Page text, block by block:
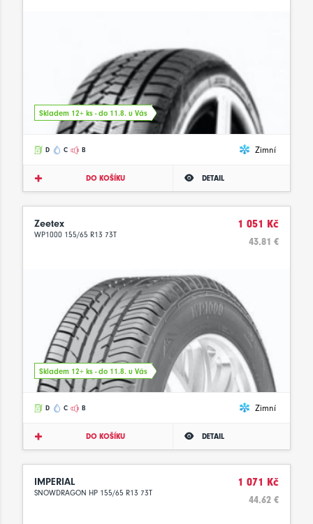
Skladem 12+ ks - do 11.8. u Vás
D C B Zimní
DO KOŠÍKU DETAIL
Zeetex
WP1000 155/65 R13 73T
1 051 Kč
43.81 €
Skladem 12+ ks - do 11.8. u Vás
D C B Zimní
DO KOŠÍKU DETAIL
IMPERIAL
SNOWDRAGON HP 155/65 R13 73T
1 071 Kč
44.62 €